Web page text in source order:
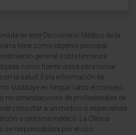
en este Diccionario Médico de la
tiene como objetivo principal
general sobre términos
como fuente única para tomar
la salud. Esta información es
sustituye en ningún caso el consejo,
recomendaciones de profesionales de
consultar a un médico o especialista
o síntoma médico. La Clínica
se responsabiliza por el uso